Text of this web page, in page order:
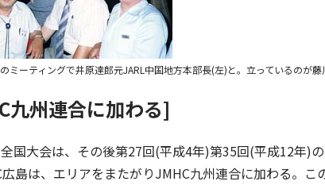
ミーティングで井原達郎元JARL中国地方本部長(左)と。立っているのが藤
九州連合に加わる]
国大会は、その後第27回(平成4年)第35回(平成12年)
島は、エリアをまたがりJMHC九州連合に加わる。こ